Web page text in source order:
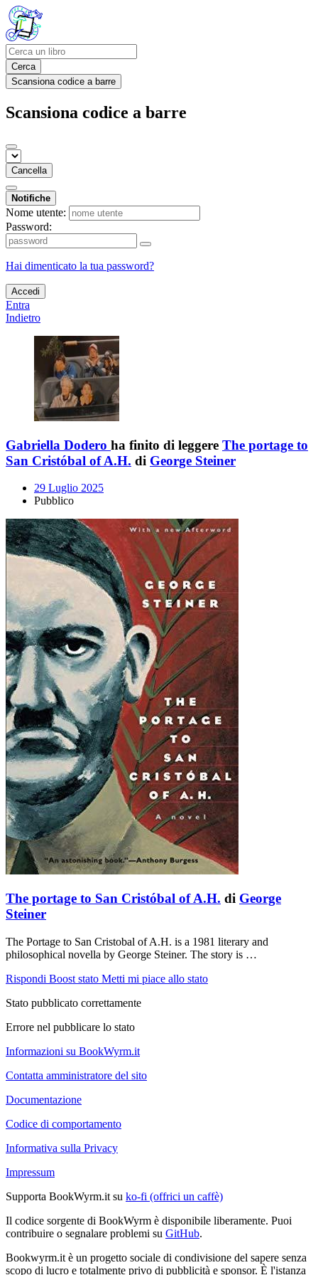
Cerca
Scansiona codice a barre
Scansiona codice a barre
Cancella
Notifiche
Nome utente:
Password:
Hai dimenticato la tua password?
Accedi
Entra
Indietro
Gabriella Dodero ha finito di leggere The portage to
San Cristóbal of A.H. di George Steiner
29 Luglio 2025
Pubblico
The portage to San Cristóbal of A.H. di George
Steiner
The Portage to San Cristobal of A.H. is a 1981 literary and
philosophical novella by George Steiner. The story is …
Rispondi Boost stato Metti mi piace allo stato
Stato pubblicato correttamente
Errore nel pubblicare lo stato
Informazioni su BookWyrm.it
Contatta amministratore del sito
Documentazione
Codice di comportamento
Informativa sulla Privacy
Impressum
Supporta BookWyrm.it su ko-fi (offrici un caffè)
Il codice sorgente di BookWyrm è disponibile liberamente. Puoi
contribuire o segnalare problemi su GitHub.
Bookwyrm.it è un progetto sociale di condivisione del sapere senza
scopo di lucro e totalmente privo di pubblicità e sponsor. È l'istanza